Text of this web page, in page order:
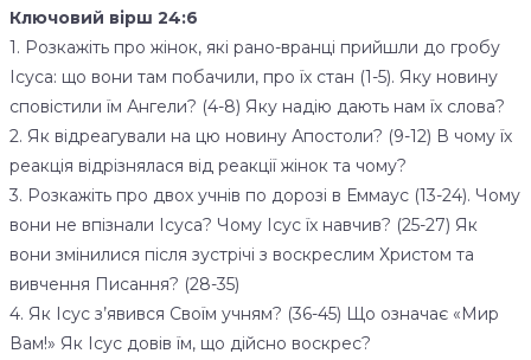
Ключовий вірш 24:6
1. Розкажіть про жінок, які рано-вранці прийшли до гробу
Ісуса: що вони там побачили, про їх стан (1-5). Яку новину
сповістили їм Ангели? (4-8) Яку надію дають нам їх слова?
2. Як відреагували на цю новину Апостоли? (9-12) В чому їх
реакція відрізнялася від реакції жінок та чому?
3. Розкажіть про двох учнів по дорозі в Еммаус (13-24). Чому
вони не впізнали Ісуса? Чому Ісус їх навчив? (25-27) Як
вони змінилися після зустрічі з воскреслим Христом та
вивчення Писання? (28-35)
4. Як Ісус з’явився Своїм учням? (36-45) Що означає «Мир
Вам!» Як Ісус довів їм, що дійсно воскрес?